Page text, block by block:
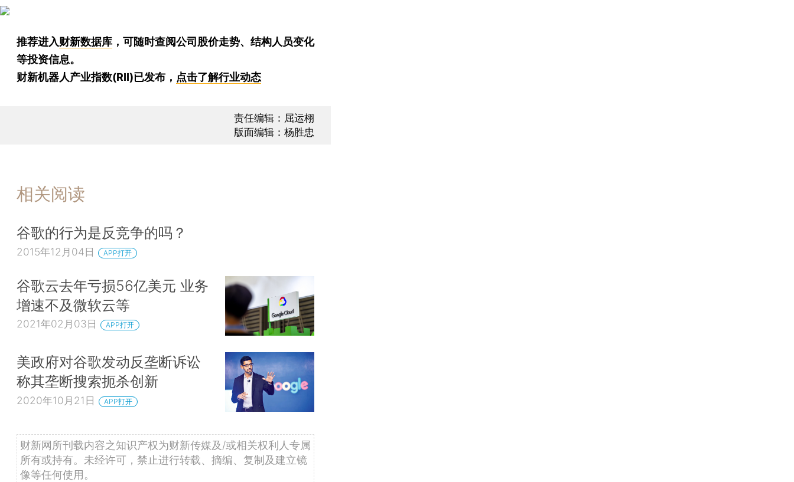
推荐进入财新数据库 ，可随时查阅公司股价走势、结构人员变化
等投资信息。
财新机器人产业指数(RII)已发布， 点击了解行业动态
责任编辑：屈运栩
版面编辑：杨胜忠
相关阅读
谷歌的行为是反竞争的吗？
2015年12月04日 APP打开
谷歌云去年亏损56亿美元 业务
增速不及微软云等
2021年02月03日 APP打开
美政府对谷歌发动反垄断诉讼
称其垄断搜索扼杀创新
2020年10月21日 APP打开
财新网所刊载内容之知识产权为财新传媒及/或相关权利人专属
所有或持有。未经许可，禁止进行转载、摘编、复制及建立镜
像等任何使用。